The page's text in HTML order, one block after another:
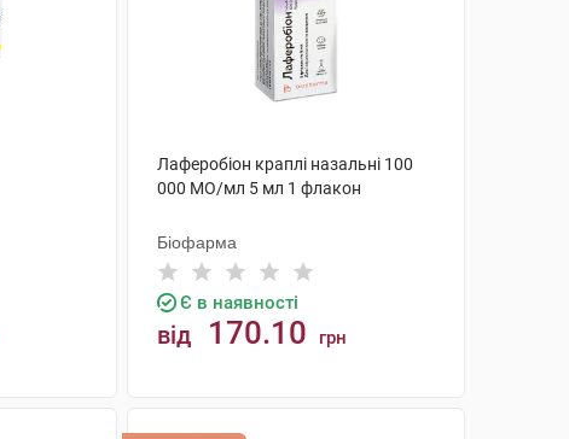
Лаферобіон краплі назальні 100
000 МО/мл 5 мл 1 флакон
Біофарма
Є в наявності
від 170.10 грн